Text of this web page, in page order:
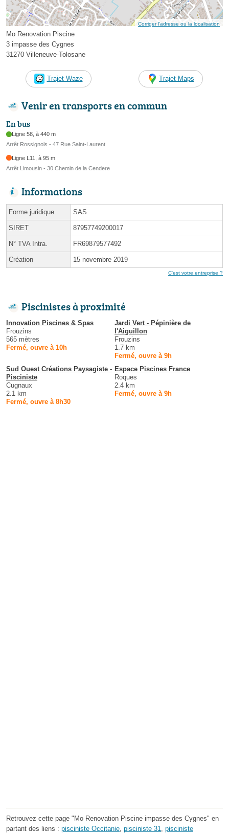
Corriger l’adresse ou la localisation
Mo Renovation Piscine
3 impasse des Cygnes
31270 Villeneuve-Tolosane
Trajet Waze Trajet Maps
Venir en transports en commun
En bus
Ligne 58, à 440 m
Arrêt Rossignols - 47 Rue Saint-Laurent
Ligne L11, à 95 m
Arrêt Limousin - 30 Chemin de la Cendere
Informations
Forme juridique SAS
SIRET 87957749200017
N° TVA Intra. FR69879577492
Création 15 novembre 2019
C'est votre entreprise ?
Piscinistes à proximité
Innovation Piscines & Spas
Frouzins
565 mètres
Fermé, ouvre à 10h
Jardi Vert - Pépinière de
l'Aiguillon
Frouzins
1.7 km
Fermé, ouvre à 9h
Sud Ouest Créations Paysagiste -
Pisciniste
Cugnaux
2.1 km
Fermé, ouvre à 8h30
Espace Piscines France
Roques
2.4 km
Fermé, ouvre à 9h
Retrouvez cette page "Mo Renovation Piscine impasse des Cygnes" en
partant des liens : pisciniste Occitanie pisciniste 31 pisciniste